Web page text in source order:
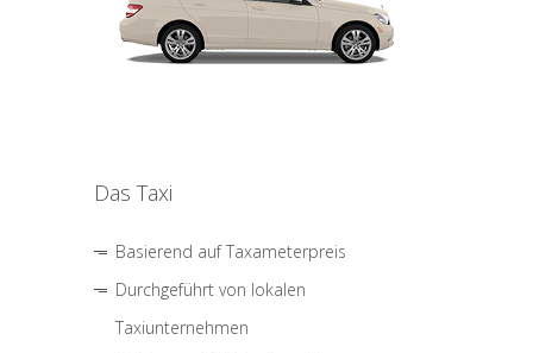
Das Taxi
Basierend auf Taxameterpreis
Durchgeführt von lokalen
Taxiunternehmen